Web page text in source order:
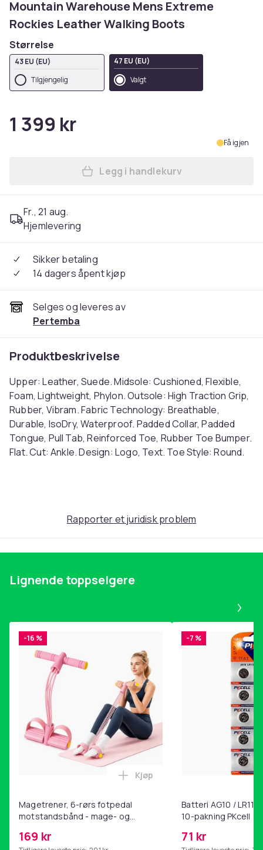
Mountain Warehouse Mens Extreme
Rockies Leather Walking Boots
Størrelse
43 EU (EU)
Tilgjengelig
47 EU (EU)
Valgt
1 399 kr
Få igjen
Legg Mountain
Legg i handlekurv
Fr., 21 aug.
Hjemlevering
Sikker betaling
14 dagers åpent kjøp
Selges og leveres av
Pertemba
Produktbeskrivelse
Upper: Leather, Suede. Midsole: Cushioned, Flexible,
Foam, Lightweight, Phylon. Outsole: High Traction Grip,
Rubber, Vibram. Fabric Technology: Breathable,
Durable, IsoDry, Waterproof. Padded Collar, Padded
Tongue, Pull Tab, Reinforced Toe, Rubber Toe Bumper.
Flat. Cut: Ankle. Design: Logo, Text. Toe Style: Round.
Artikkel nr.
Produktsikkerhetsinformasjon
Rapporter et juridisk problem
Lignende toppselgere
-16 %
Magetrener, 6-rørs fotpedal
motstandsbånd - mage- og
hjemmegymnastikk Pink
169 kr
Legg Magetrener, 6-rørs
Kjøp
-7 %
Batteri AG10 /
10-pakning PKcell
71 kr